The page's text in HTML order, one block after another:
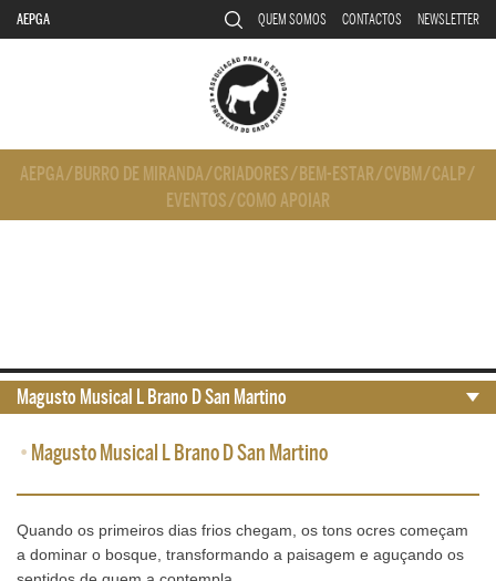
AEPGA QUEM SOMOS CONTACTOS NEWSLETTER
AEPGA/ BURRO DE MIRANDA/CRIADORES/ BEM-ESTAR/CVBM/CALP/
EVENTOS/COMO APOIAR
• Magusto Musical L Brano D San Martino
Quando os primeiros dias frios chegam, os tons ocres começam
a dominar o bosque, transformando a paisagem e aguçando os
Magusto Musical L Brano D San Martino